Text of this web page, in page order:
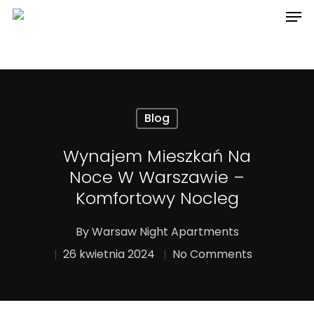
Blog
Wynajem Mieszkań Na
Noce W Warszawie –
Komfortowy Nocleg
ByWarsaw Night Apartments
26 kwietnia 2024
No Comments